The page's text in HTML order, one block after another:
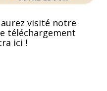
visité notre
téléchargement
ici !